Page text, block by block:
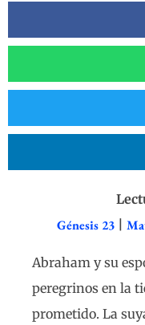
Génesis 23|
Abraham y su
peregrinos en la
prometido. La